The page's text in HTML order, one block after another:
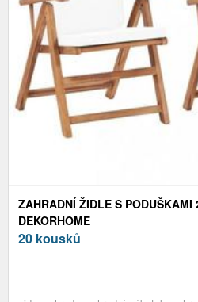
ZAHRADNÍ ŽIDLE S PODUŠKAMI
DEKORHOME
20 kousků